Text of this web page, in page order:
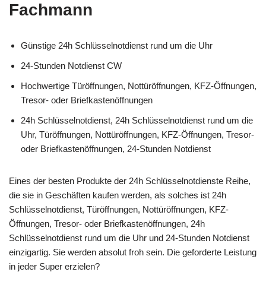
Fachmann
Günstige 24h Schlüsselnotdienst rund um die Uhr
24-Stunden Notdienst CW
Hochwertige Türöffnungen, Nottüröffnungen, KFZ-Öffnungen,
Tresor- oder Briefkastenöffnungen
24h Schlüsselnotdienst, 24h Schlüsselnotdienst rund um die
Uhr, Türöffnungen, Nottüröffnungen, KFZ-Öffnungen, Tresor-
oder Briefkastenöffnungen, 24-Stunden Notdienst
Eines der besten Produkte der 24h Schlüsselnotdienste Reihe,
die sie in Geschäften kaufen werden, als solches ist 24h
Schlüsselnotdienst, Türöffnungen, Nottüröffnungen, KFZ-
Öffnungen, Tresor- oder Briefkastenöffnungen, 24h
Schlüsselnotdienst rund um die Uhr und 24-Stunden Notdienst
einzigartig. Sie werden absolut froh sein. Die geforderte Leistung
in jeder Super erzielen?